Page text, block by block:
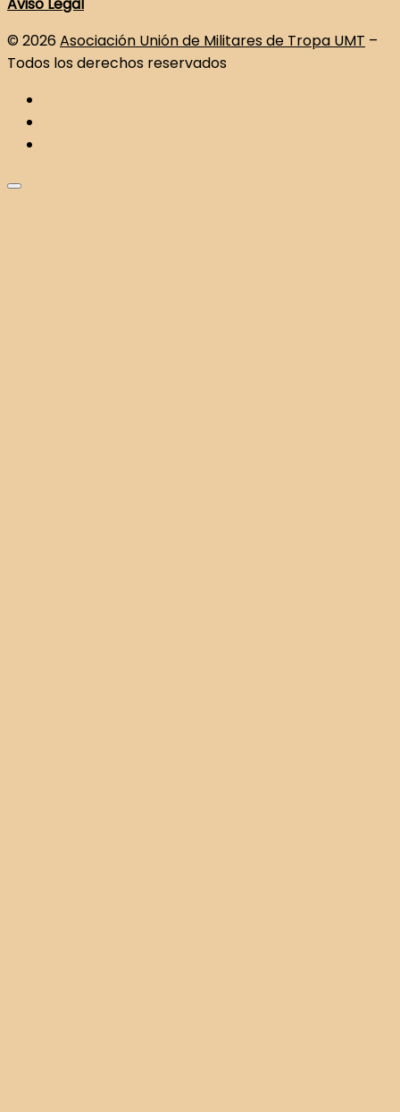
© 2026Asociación Unión de Militares de Tropa UMT –
Todos los derechos reservados